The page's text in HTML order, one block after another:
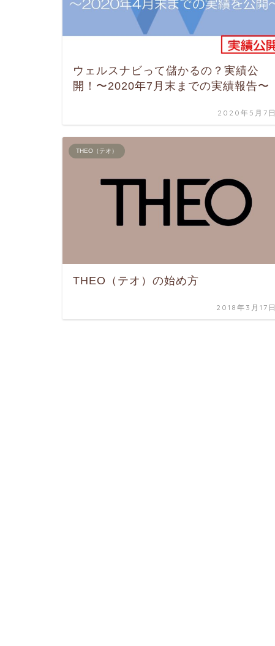
ウェルスナビって儲かるの？実績公
開！〜2020年7月末までの実績報告〜
2020年5月7日
THEO（テオ）
THEO（テオ）の始め方
2018年3月17日